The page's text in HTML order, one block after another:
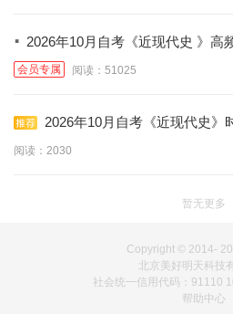
· 2026年10月自考《近现代史 》高
会员专属 阅读：51025
2026年10月自考《近现代史》
阅读：2030
暂无更多
Copyright © 2014-
北京美好明天科技
社会统一信用代码：91110
帮助中心